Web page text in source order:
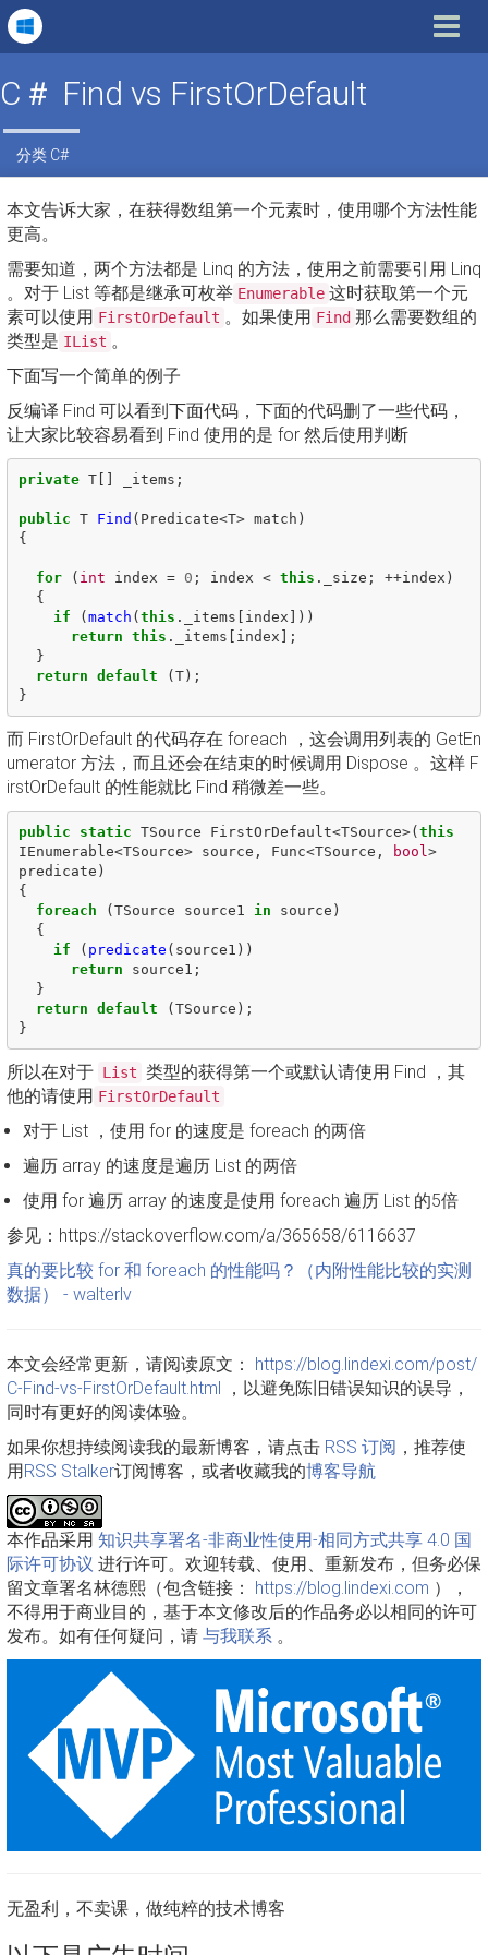
Toggle
C＃ Find vs FirstOrDefault
分类 C#
本文告诉大家，在获得数组第一个元素时，使用哪个方法性能
更高。
需要知道，两个方法都是 Linq 的方法，使用之前需要引用 Linq
。对于 List 等都是继承可枚举 Enumerable 这时获取第一个元
素可以使用 FirstOrDefault 。如果使用 Find 那么需要数组的
类型是 IList 。
下面写一个简单的例子
反编译 Find 可以看到下面代码，下面的代码删了一些代码，
让大家比较容易看到 Find 使用的是 for 然后使用判断
private T[] _items ;
public T Find ( Predicate<T> match )
{
for ( int index = 0 ; index < this . _size ; ++index )
{
if
(match (this . _items [ index ]))
return this . _items [ index ];
}
return default (T);
}
而 FirstOrDefault 的代码存在 foreach ，这会调用列表的 GetEn
umerator 方法，而且还会在结束的时候调用 Dispose 。这样 F
irstOrDefault 的性能就比 Find 稍微差一些。
public static TSource FirstOrDefault<TSource>(this
IEnumerable<TSource> source , Func<TSource , bool >
predicate )
{
foreach
(TSource source1 in source )
{
if
( predicate ( source1 ))
return
source1 ;
}
return default (TSource );
}
所以在对于 List 类型的获得第一个或默认请使用 Find ，其
他的请使用 FirstOrDefault
对于 List ，使用 for 的速度是 foreach 的两倍
遍历 array 的速度是遍历 List 的两倍
使用 for 遍历 array 的速度是使用 foreach 遍历 List 的5倍
参见：https://stackoverflow.com/a/365658/6116637
真的要比较 for 和 foreach 的性能吗？（内附性能比较的实测
数据） - walterlv
本文会经常更新，请阅读原文： https://blog.lindexi.com/post/
C-Find-vs-FirstOrDefault.html ，以避免陈旧错误知识的误导，
同时有更好的阅读体验。
如果你想持续阅读我的最新博客，请点击 RSS 订阅 ，推荐使
用RSS Stalker订阅博客，或者收藏我的博客导航
本作品采用 知识共享署名-非商业性使用-相同方式共享 4.0 国
际许可协议 进行许可。欢迎转载、使用、重新发布，但务必保
留文章署名林德熙（包含链接： https://blog.lindexi.com ），
不得用于商业目的，基于本文修改后的作品务必以相同的许可
发布。如有任何疑问，请 与我联系 。
无盈利，不卖课，做纯粹的技术博客